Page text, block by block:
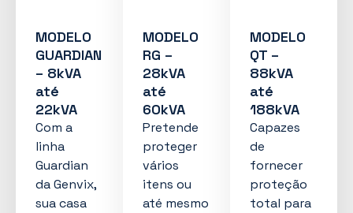
MODELO
GUARDIAN
– 8kVA
até
22kVA
Com a
linha
Guardian
da Genvix,
sua casa
MODELO
RG –
28kVA
até
60kVA
Pretende
proteger
vários
itens ou
até mesmo
MODELO
QT –
88kVA
até
188kVA
Capazes
de
fornecer
proteção
total para